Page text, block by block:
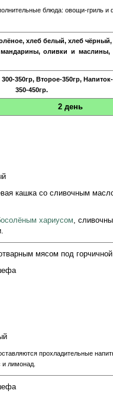
блюда: овощи-гриль и
хлеб белый, хлеб
оливки и маслины,
350гр, Второе-350гр,
350-450гр.
2 день
кашка со сливочным
хариусом ,
мясом под горчичной
прохладительные
и лимонад.